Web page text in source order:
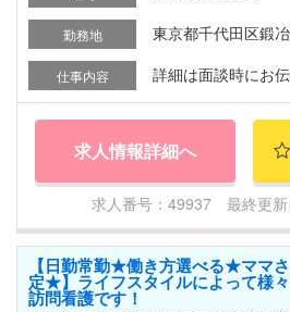
勤務地 東京都千代田区鍛
仕事内容 詳細は面談時にお
求人情報詳細へ
求人番号：49937 最終更
【日勤常勤★働き方選べる★ママ
定★】ライフスタイルによって様
訪問看護です！